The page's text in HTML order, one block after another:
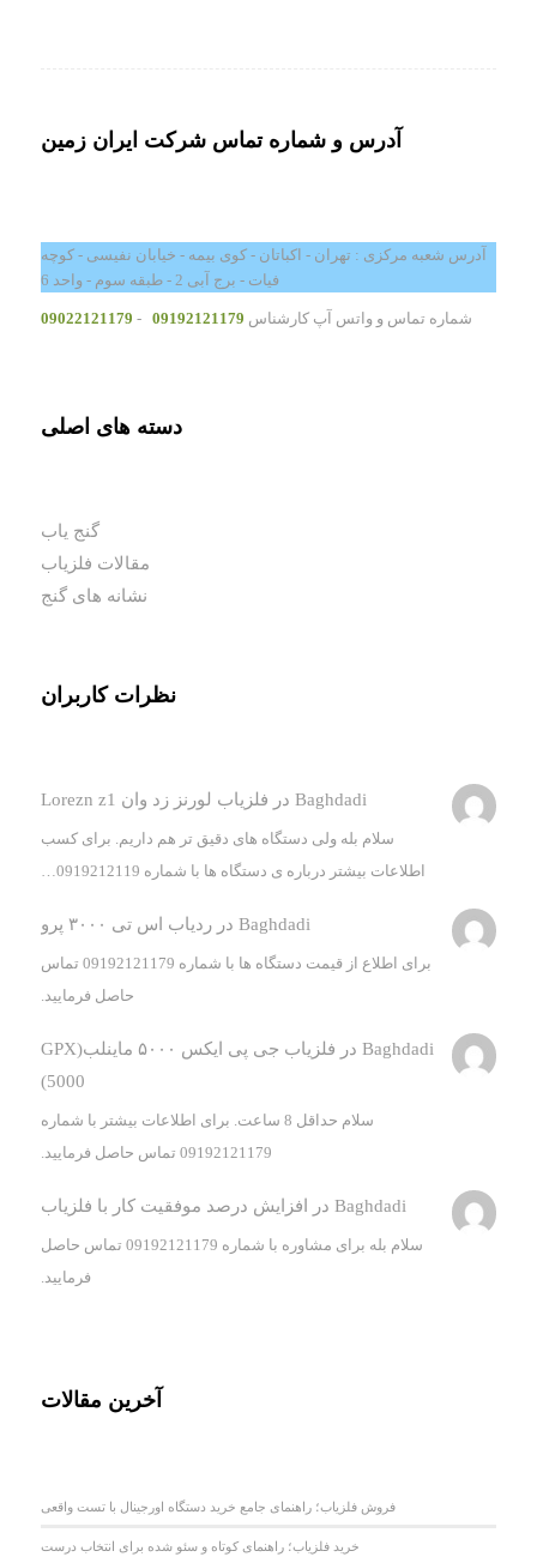
آدرس و شماره تماس شرکت ایران زمین
آدرس شعبه مرکزی : تهران - اکباتان - کوی بیمه - خیابان نفیسی - کوچه
فیات - برج آبی 2 - طبقه سوم - واحد 6
شماره تماس و واتس آپ کارشناس 09192121179
-
09022121179
دسته های اصلی
گنج یاب
مقالات فلزیاب
نشانه های گنج
نظرات کاربران
Baghdadi در فلزیاب لورنز زد وان Lorezn z1
سلام بله ولی دستگاه های دقیق تر هم داریم. برای کسب
اطلاعات بیشتر درباره ی دستگاه ها با شماره 0919212119…
Baghdadi درردیاب اس تی ۳۰۰۰ پرو
برای اطلاع از قیمت دستگاه ها با شماره 09192121179 تماس
حاصل فرمایید.
Baghdadi در
فلزیاب جی پی ایکس ۵۰۰۰ ماینلب(GPX
5000)
سلام حداقل 8 ساعت. برای اطلاعات بیشتر با شماره
09192121179 تماس حاصل فرمایید.
Baghdadi در افزایش درصد موفقیت کار با فلزیاب
سلام بله برای مشاوره با شماره 09192121179 تماس حاصل
فرمایید.
آخرین مقالات
فروش فلزیاب؛ راهنمای جامع خرید دستگاه اورجینال با تست واقعی
خرید فلزیاب؛ راهنمای کوتاه و سئو شده برای انتخاب درست